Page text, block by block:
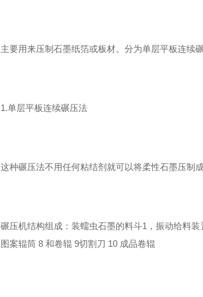
主要用来压制石墨纸箔或板材。分为单层平板连续
1.单层平板连续碾压法
这种碾压法不用任何粘结剂就可以将柔性石墨压制
碾压机结构组成：装蠕虫石墨的料斗1，振动给料
图案辊筒 8 和卷辊 9切割刀 10 成品卷辊